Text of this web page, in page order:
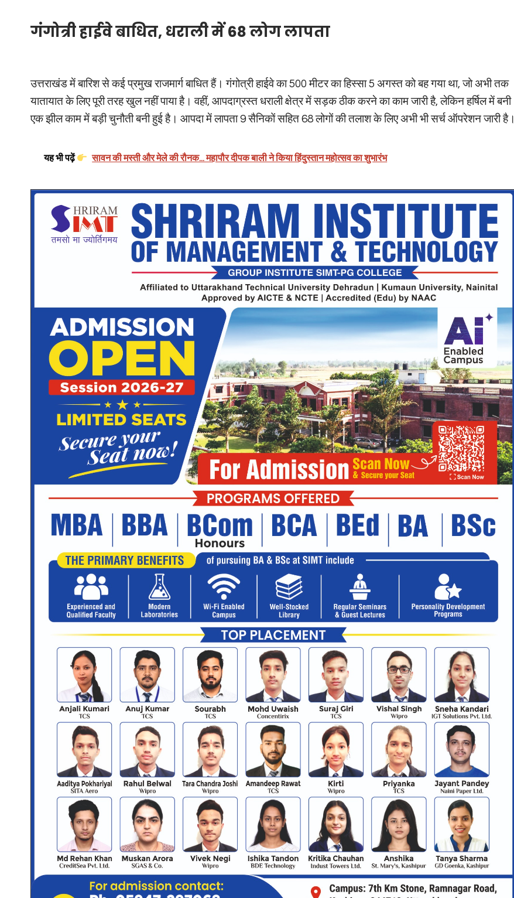
गंगोत्री हाईवे बाधित, धराली में 68 लोग लापता
उत्तराखंड में बारिश से कई प्रमुख राजमार्ग बाधित हैं। गंगोत्री हाईवे का 500 मीटर का हिस्सा 5 अगस्त को बह गया था, जो अभी तक
यातायात के लिए पूरी तरह खुल नहीं पाया है। वहीं, आपदाग्रस्त धराली क्षेत्र में सड़क ठीक करने का काम जारी है, लेकिन हर्षिल में बनी
एक झील काम में बड़ी चुनौती बनी हुई है। आपदा में लापता 9 सैनिकों सहित 68 लोगों की तलाश के लिए अभी भी सर्च ऑपरेशन जारी है।
यह भी पढ़ें सावन की मस्ती और मेले की रौनक... महापौर दीपक बाली ने किया हिंदुस्तान महोत्सव का शुभारंभ